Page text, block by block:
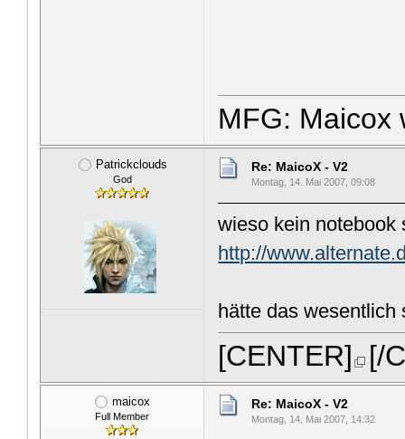
MFG: Maicox
Patrickclouds
God
Re: MaicoX - V2
Montag, 14. Mai 2007, 09:08
wieso kein notebook
http://
hätte das wesentlich
[CENTER] [/
maicox
Full Member
Re: MaicoX - V2
Montag, 14. Mai 2007, 14:32